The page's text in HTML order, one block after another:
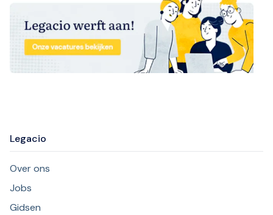
Legacio
Over ons
Jobs
Gidsen